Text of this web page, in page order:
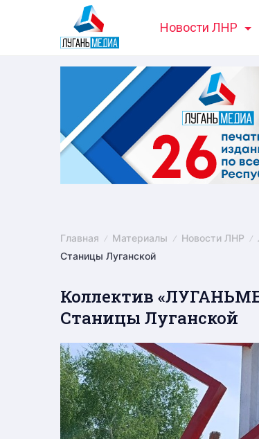
Новости ЛНР
Главная Материалы Новости ЛНР
Станицы Луганской
Коллектив
Станицы Луганской